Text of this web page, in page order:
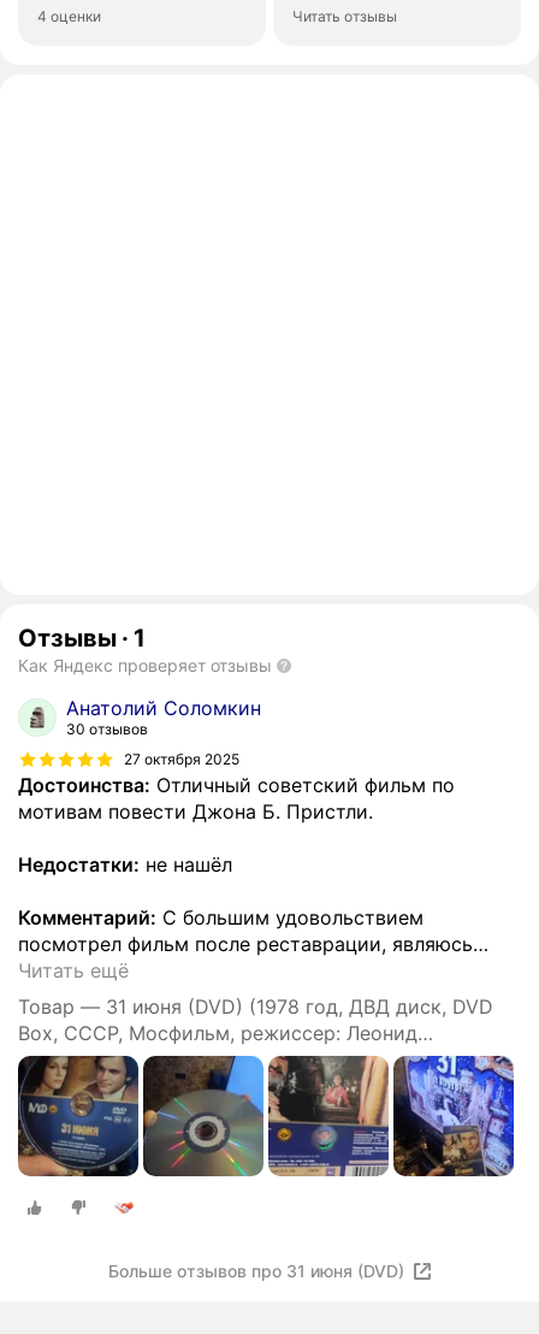
4 оценки Читать отзывы
Отзывы · 1
Как Яндекс проверяет отзывы
Анатолий Соломкин
30 отзывов
27 октября 2025
Достоинства: Отличный советский фильм по
мотивам повести Джона Б. Пристли.
Недостатки: не нашёл
Комментарий: С большим удовольствием
посмотрел фильм после реставрации, являюсь…
Читать ещё
Товар — 31 июня (DVD) (1978 год, ДВД диск, DVD
Box, СССР, Мосфильм, режиссер: Леонид
Квинихидзе)
Больше отзывов про 31 июня (DVD)